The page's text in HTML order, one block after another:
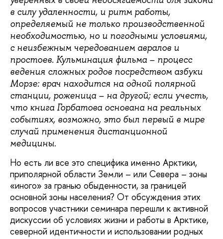
в силу удаленности, и ритм работы,
определяемый не только производственной
необходимостью, но и погодными условиями,
с неизбежным чередованием авралов и
простоев. Кульминация фильма – процесс
ведения сложных родов посредством азбуки
Морзе: врач находится на одной полярной
станции, роженица – на другой; если учесть,
что книга Горбатова основана на реальных
событиях, возможно, это был первый в мире
случай применения дистанционной
медицины.
Но есть ли все это специфика именно Арктики,
приполярной области Земли – или Севера – зоны
«иного» за гранью обыденности, за границей
основной зоны населения? От обсуждения этих
вопросов участники семинара перешли к активной
дискуссии об условиях жизни и работы в Арктике,
северной идентичности и использовании родных